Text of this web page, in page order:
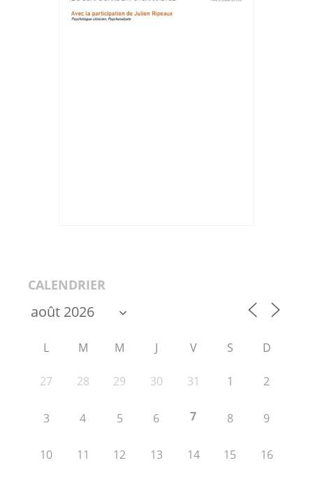
CALENDRIER
L M M J V S D
27 28 29 30 31 1 2
3 4 5 6 7 8 9
10 11 12 13 14 15 16